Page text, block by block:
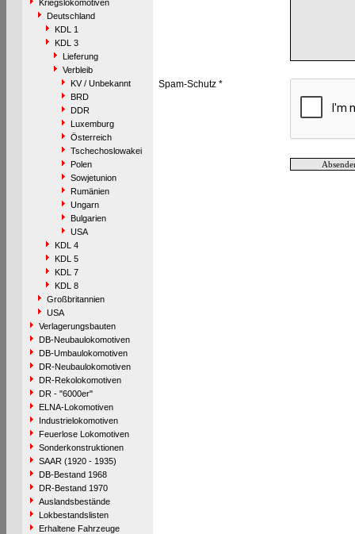
Kriegslokomotiven
Deutschland
KDL 1
KDL 3
Lieferung
Verbleib
KV / Unbekannt
BRD
DDR
Luxemburg
Österreich
Tschechoslowakei
Polen
Sowjetunion
Rumänien
Ungarn
Bulgarien
USA
KDL 4
KDL 5
KDL 7
KDL 8
Großbritannien
USA
Verlagerungsbauten
DB-Neubaulokomotiven
DB-Umbaulokomotiven
DR-Neubaulokomotiven
DR-Rekolokomotiven
DR - "6000er"
ELNA-Lokomotiven
Industrielokomotiven
Feuerlose Lokomotiven
Sonderkonstruktionen
SAAR (1920 - 1935)
DB-Bestand 1968
DR-Bestand 1970
Auslandsbestände
Lokbestandslisten
Erhaltene Fahrzeuge
Spam-Schutz *